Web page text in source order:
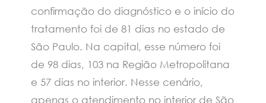
confirmação do diagnóstico e o início do
tratamento foi de 81 dias no estado de
São Paulo. Na capital, esse número foi
de 98 dias, 103 na Região Metropolitana
e 57 dias no interior. Nesse cenário,
apenas o atendimento no interior de São